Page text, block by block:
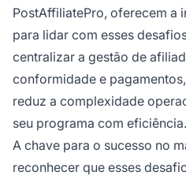
PostAffiliatePro, oferecem a
para lidar com esses
centralizar a gestão de
conformidade e
reduz a complexidade
seu programa com eficiência.
A chave para o sucesso no
reconhecer que esses